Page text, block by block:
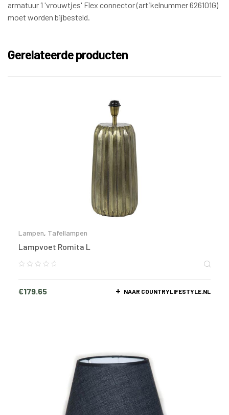
armatuur 1 'vrouwtjes' Flex connector (artikelnummer 626101G)
moet worden bijbesteld.
Gerelateerde producten
Lampen, Tafellampen
Lampvoet Romita L
€179.65 NAAR COUNTRYLIFESTYLE.NL